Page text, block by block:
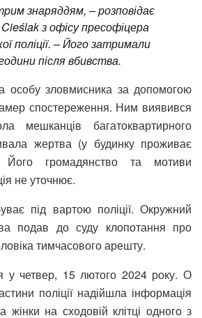
знаряддям, – розповідає
з офісу пресофіцера
поліції. – Його затримали
після вбивства.
особу зловмисника за допомогою
спостереження. Ним виявився
мешканців багатоквартирного
жертва (у будинку проживає
Його громадянство та мотиви
не уточнює.
під вартою поліції. Окружний
подав до суду клопотання про
тимчасового арешту.
у четвер, 15 лютого 2024 року. О
поліції надійшла інформація
жінки на сходовій клітці одного з